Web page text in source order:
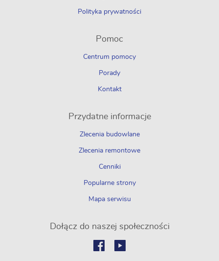
Polityka prywatności
Pomoc
Centrum pomocy
Porady
Kontakt
Przydatne informacje
Zlecenia budowlane
Zlecenia remontowe
Cenniki
Popularne strony
Mapa serwisu
Dołącz do naszej społeczności